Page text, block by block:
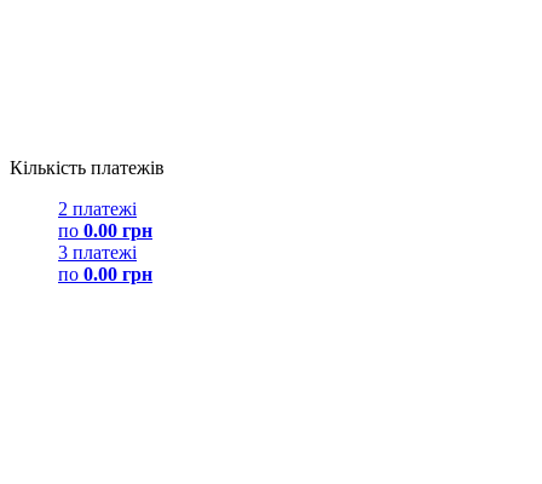
Кількість платежів
2 платежі
по 0.00 грн
3 платежі
по 0.00 грн